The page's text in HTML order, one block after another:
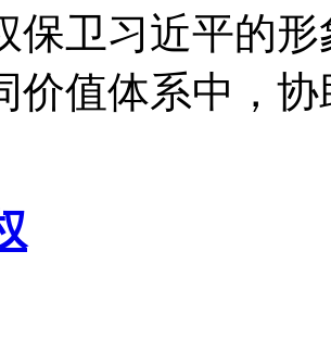
保卫习近平的
价值体系中，